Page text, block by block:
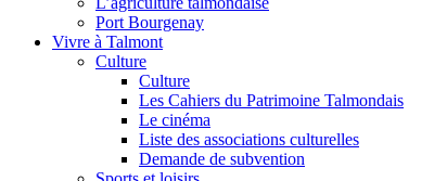
Port Bourgenay
Vivre à Talmont
Culture
Culture
Les Cahiers du Patrimoine Talmondais
Le cinéma
Liste des associations culturelles
Demande de subvention